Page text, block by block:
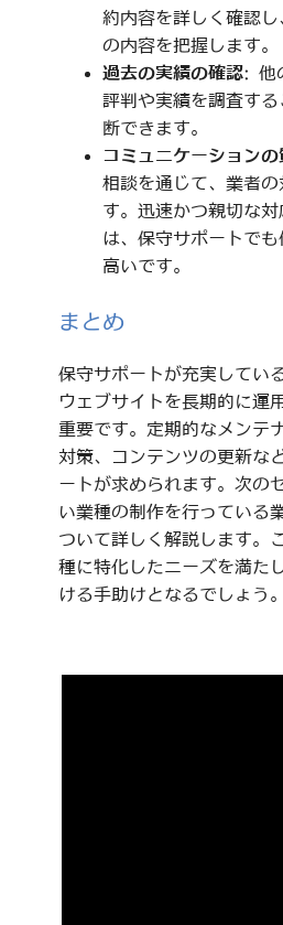
約内容を詳しく確認
の内容を把握します。
過去の実績の確認: 他
評判や実績を調査する
断できます。
コミュニケーションの
相談を通じて、業者
す。迅速かつ親切な
は、保守サポートで
高いです。
まとめ
保守サポートが充実してい
ウェブサイトを長期的に運
重要です。定期的なメンテ
対策、コンテンツの更新な
ートが求められます。次の
い業種の制作を行っている
ついて詳しく解説します。
種に特化したニーズを満た
ける手助けとなるでしょう。